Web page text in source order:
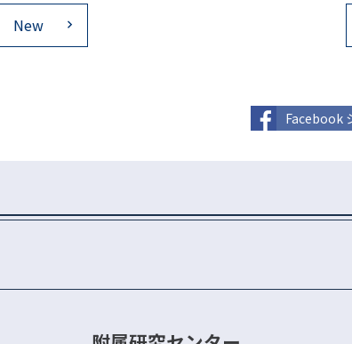
New
Facebook